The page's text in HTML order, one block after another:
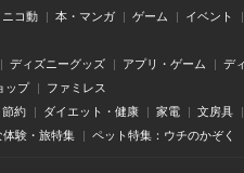
ニコ動 本・マンガ ゲーム イベント
ディズニーグッズ アプリ・ゲーム デ
ップ ファミレス
節約 ダイエット・健康 家電 文房具
体験・旅特集 ペット特集：ウチのかぞく